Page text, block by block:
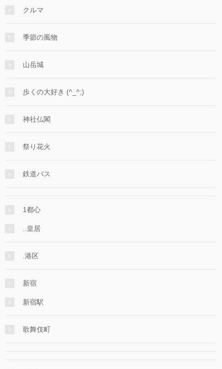
クルマ
季節の風物
山岳城
歩くの大好き (^_^;)
神社仏閣
祭り花火
鉄道バス
1都心
..皇居
.港区
新宿
新宿駅
歌舞伎町